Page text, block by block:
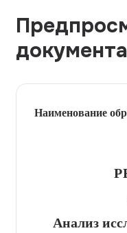
документа
Наименование
Анализ